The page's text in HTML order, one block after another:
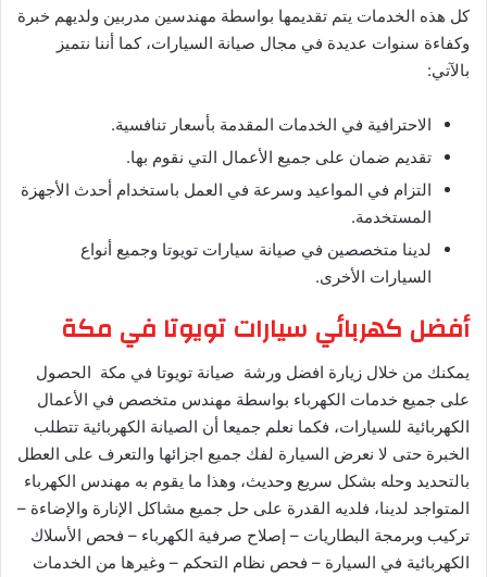
كل هذه الخدمات يتم تقديمها بواسطة مهندسين مدربين ولديهم خبرة
وكفاءة سنوات عديدة في مجال صيانة السيارات، كما أننا نتميز
بالآتي:
الاحترافية في الخدمات المقدمة بأسعار تنافسية.
تقديم ضمان على جميع الأعمال التي نقوم بها.
التزام في المواعيد وسرعة في العمل باستخدام أحدث الأجهزة
المستخدمة.
لدينا متخصصين في صيانة سيارات تويوتا وجميع أنواع
السيارات الأخرى.
أفضل كهربائي سيارات تويوتا في مكة
يمكنك من خلال زيارة افضل ورشة صيانة تويوتا في مكة الحصول
على جميع خدمات الكهرباء بواسطة مهندس متخصص في الأعمال
الكهربائية للسيارات، فكما نعلم جميعا أن الصيانة الكهربائية تتطلب
الخبرة حتى لا نعرض السيارة لفك جميع اجزائها والتعرف على العطل
بالتحديد وحله بشكل سريع وحديث، وهذا ما يقوم به مهندس الكهرباء
المتواجد لدينا، فلديه القدرة على حل جميع مشاكل الإنارة والإضاءة –
تركيب وبرمجة البطاريات – إصلاح صرفية الكهرباء – فحص الأسلاك
الكهربائية في السيارة – فحص نظام التحكم – وغيرها من الخدمات